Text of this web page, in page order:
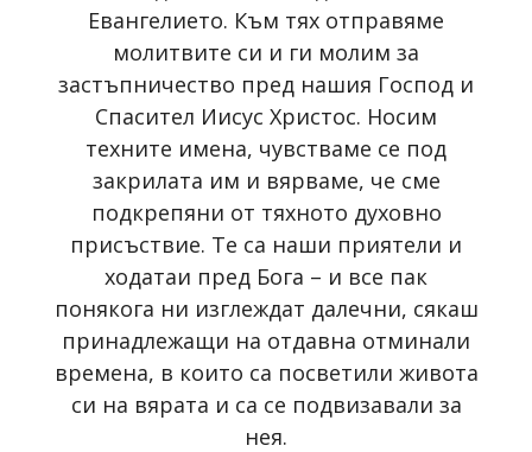
Евангелието. Към тях отправяме
молитвите си и ги молим за
застъпничество пред нашия Господ и
Спасител Иисус Христос. Носим
техните имена, чувстваме се под
закрилата им и вярваме, че сме
подкрепяни от тяхното духовно
присъствие. Те са наши приятели и
ходатаи пред Бога – и все пак
понякога ни изглеждат далечни, сякаш
принадлежащи на отдавна отминали
времена, в които са посветили живота
си на вярата и са се подвизавали за
нея.